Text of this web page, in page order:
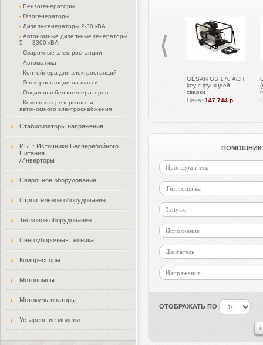
- Бензогенераторы
- Газогенераторы
- Дизель-генераторы 2-30 кВА
- Автономные дизельные генераторы
5 — 3300 кВА
- Сварочные электростанции
- Автоматика
- Контейнера для электростанций
- Электростанции на шасси
- Опции для бензогенераторов
- Комплекты резервного и
автономного электроснабжения
Стабилизаторы напряжения
ИБП: Источники Бесперебойного
Питания
/Инверторы
Сварочное оборудование
Строительное оборудование
Тепловое оборудование
Снегоуборочная техника
Компрессоры
Мотопомпы
Мотокультиваторы
Устаревшие модели
GESAN GS 170 ACH
key с функцией
сварки
Цена: 147 744 р.
ПОМОЩНИК
Производитель
Тип топлива
Запуск
Исполнение
Двигатель
Напряжение
ОТОБРАЖАТЬ ПО